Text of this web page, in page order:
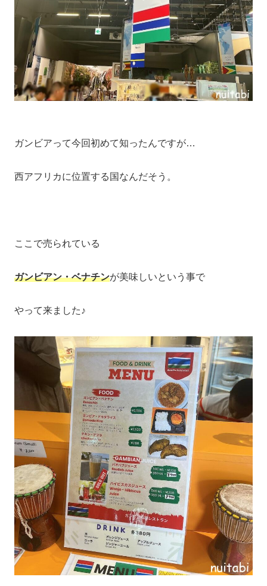
ガンビアって今回初めて知ったんですが…
西アフリカに位置する国なんだそう。
ここで売られている
ガンビアン・ベナチンが美味しいという事で
やって来ました♪